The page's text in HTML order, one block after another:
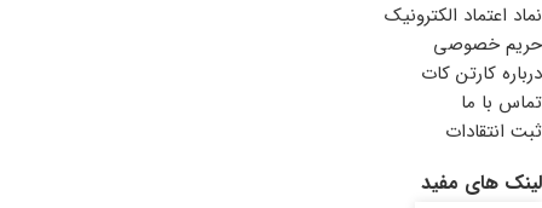
نماد اعتماد الکترونیک
حریم خصوصی
درباره کارتن کات
تماس با ما
ثبت انتقادات
لینک های مفید